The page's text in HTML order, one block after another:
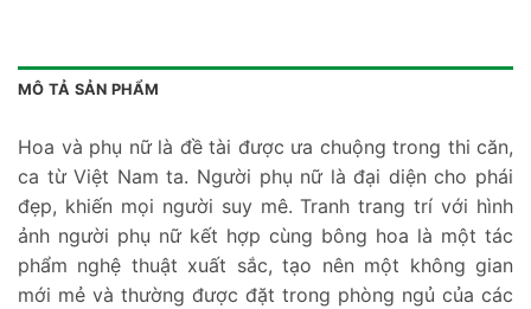
MÔ TẢ SẢN PHẨM
Hoa và phụ nữ là đề tài được ưa chuộng trong thi căn,
ca từ Việt Nam ta. Người phụ nữ là đại diện cho phái
đẹp, khiến mọi người suy mê. Tranh trang trí với hình
ảnh người phụ nữ kết hợp cùng bông hoa là một tác
phẩm nghệ thuật xuất sắc, tạo nên một không gian
mới mẻ và thường được đặt trong phòng ngủ của các